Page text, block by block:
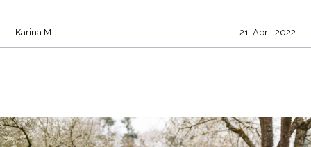
Karina M. 21. April 2022